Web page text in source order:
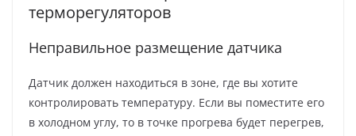
терморегуляторов
Неправильное размещение датчика
Датчик должен находиться в зоне, где вы хотите
контролировать температуру. Если вы поместите его
в холодном углу, то в точке прогрева будет перегрев,